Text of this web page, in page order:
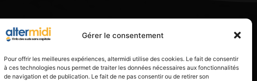
Gérer le consentement
Pour offrir les meilleures expériences, altermidi utilise des cookies. Le fait de consentir
à ces technologies nous permet de traiter les données nécessaires aux fonctionnalités
de navigation et de publication. Le fait de ne pas consentir ou de retirer son